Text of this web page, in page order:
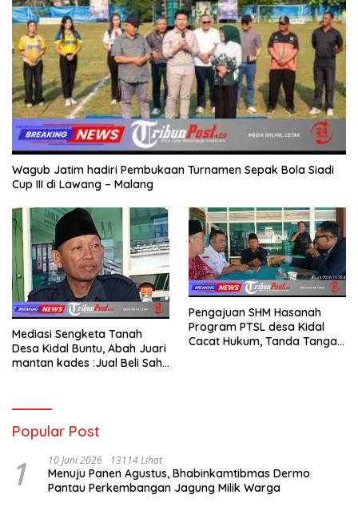
Wagub Jatim hadiri Pembukaan Turnamen Sepak Bola Siadi
Cup III di Lawang – Malang
Mediasi Sengketa Tanah
Desa Kidal Buntu, Abah Juari
mantan kades :Jual Beli Sah,
Membatalkan Hak Warga.
Pengajuan SHM Hasanah
Program PTSL desa Kidal
Cacat Hukum, Tanda Tangan
Popular Post
1 10 Juni 2026 13114 Lihat
Menuju Panen Agustus, Bhabinkamtibmas Dermo
Pantau Perkembangan Jagung Milik Warga